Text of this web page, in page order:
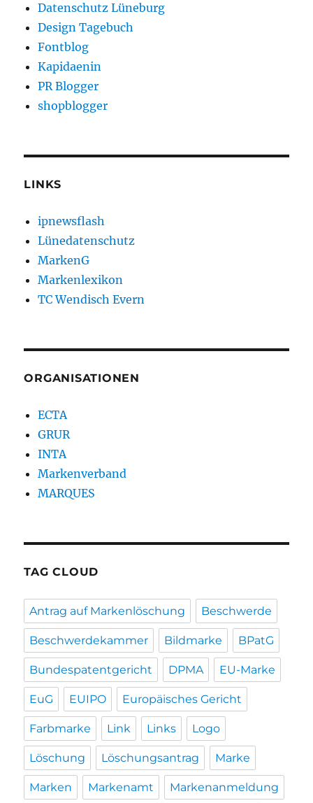
Datenschutz Lüneburg
Design Tagebuch
Fontblog
Kapidaenin
PR Blogger
shopblogger
LINKS
ipnewsflash
Lünedatenschutz
MarkenG
Markenlexikon
TC Wendisch Evern
ORGANISATIONEN
ECTA
GRUR
INTA
Markenverband
MARQUES
TAG CLOUD
Antrag auf Markenlöschung Beschwerde
Beschwerdekammer Bildmarke BPatG
Bundespatentgericht DPMA EU-Marke
EuG EUIPO Europäisches Gericht
Farbmarke Link Links Logo
Löschung Löschungsantrag Marke
Marken Markenamt Markenanmeldung